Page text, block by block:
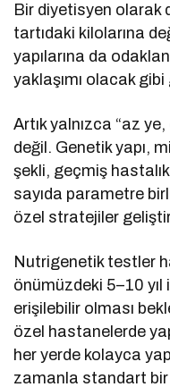
Bir diyetisyen olarak
tartıdaki kilolarına
yapılarına da
yaklaşımı olacak
Artık yalnızca “az
değil. Genetik yapı,
şekli, geçmiş
sayıda parametre
özel stratejiler
Nutrigenetik testler
önümüzdeki 5–10
erişilebilir olması
özel hastanelerde
her yerde kolayca
zamanla standart